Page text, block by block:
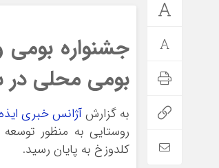
جشنواره
بومی محلی در
به گزارشآژانس خبری
روستایی به منظور
کلدوزخ به پایان رسید.